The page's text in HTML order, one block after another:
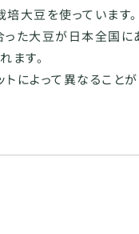
大豆を使っています。
た大豆が日本全国に
ます。
によって異なること